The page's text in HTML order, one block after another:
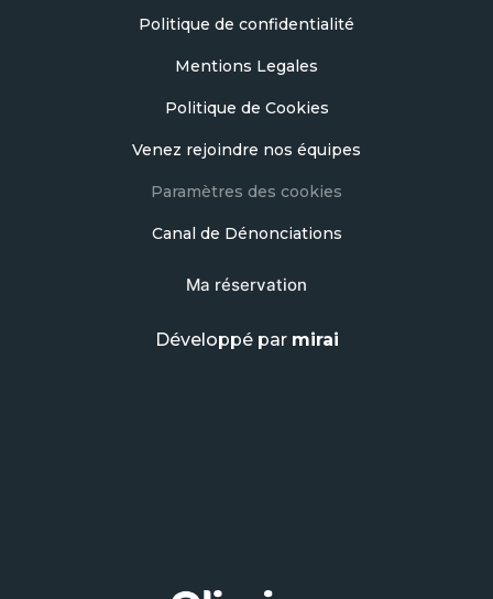
Politique de confidentialité
Mentions Legales
Politique de Cookies
Venez rejoindre nos équipes
Paramètres des cookies
Canal de Dénonciations
Ma réservation
Développé par mirai